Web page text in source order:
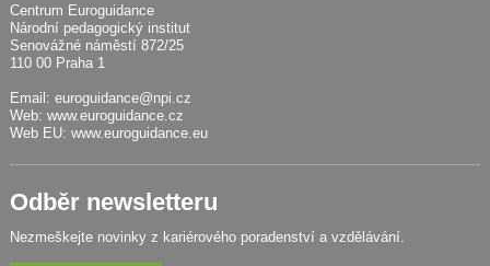
Centrum Euroguidance
Národní pedagogický institut
Senovážné náměstí 872/25
110 00 Praha 1
Email: euroguidance@npi.cz
Web: www.euroguidance.cz
Web EU: www.euroguidance.eu
Odběr newsletteru
Nezmeškejte novinky z kariérového poradenství a vzdělávání.